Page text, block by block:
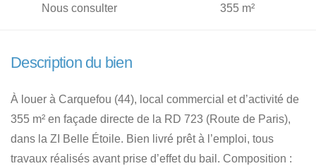
Nous consulter 355 m²
Description du bien
À louer à Carquefou (44), local commercial et d’activité de
355 m² en façade directe de la RD 723 (Route de Paris),
dans la ZI Belle Étoile. Bien livré prêt à l’emploi, tous
travaux réalisés avant prise d’effet du bail. Composition :